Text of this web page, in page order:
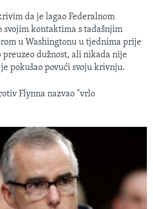
da je lagao Federalnom
svojim kontaktima s tadašnjim
u Washingtonu u tjednima prije
preuzeo dužnost, ali nikada nije
pokušao povući svoju krivnju.
Flynna nazvao "vrlo